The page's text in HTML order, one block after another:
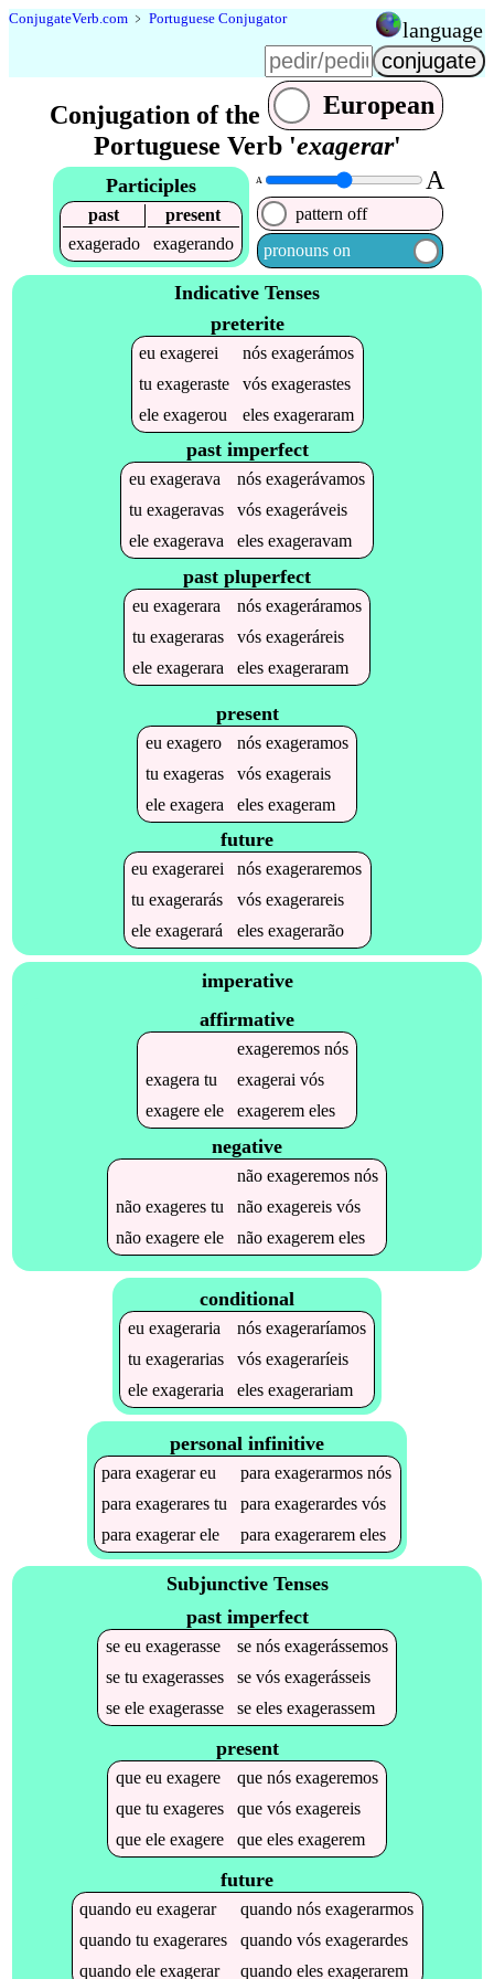
ConjugateVerb.com ﹥ Portuguese Conjugator language
Conjugation of the
European
Portuguese Verb 'exagerar'
Participles
past
present
exagerado
exagerando
A A
pattern off
pronouns on
Indicative Tenses
preterite
euexagerei nósexagerámos
tuexageraste vósexagerastes
eleexagerou elesexageraram
past imperfect
eu exagerava nós exagerávamos
tu exageravas vós exageráveis
ele exagerava eles exageravam
past pluperfect
eu exagerara nós exageráramos
tu exageraras vós exageráreis
ele exagerara eles exageraram
present
eu exagero nós exageramos
tu exageras vós exagerais
ele exagera eles exageram
future
euexagerarei nósexageraremos
tuexagerarás vósexagerareis
eleexagerará elesexagerarão
imperative
affirmative
exageremosnós
exagera tu exagerai vós
exagereele exageremeles
negative
não exageremosnós
não exagerestu não exagereisvós
não exagereele não exageremeles
conditional
eu exageraria nós exageraríamos
tu exagerarias vós exageraríeis
ele exageraria eles exagerariam
personal infinitive
paraexagerareu paraexagerarmos nós
paraexagerares tu paraexagerardes vós
paraexagerarele paraexagerarem eles
Subjunctive Tenses
past imperfect
se eu exagerasse se nós exagerássemos
se tu exagerasses se vós exagerásseis
se ele exagerasse se eles exagerassem
present
que eu exagere que nós exageremos
que tu exageres que vós exagereis
que ele exagere que eles exagerem
future
quandoeuexagerar quandonósexagerarmos
quandotuexagerares quandovósexagerardes
quandoeleexagerar quandoelesexagerarem